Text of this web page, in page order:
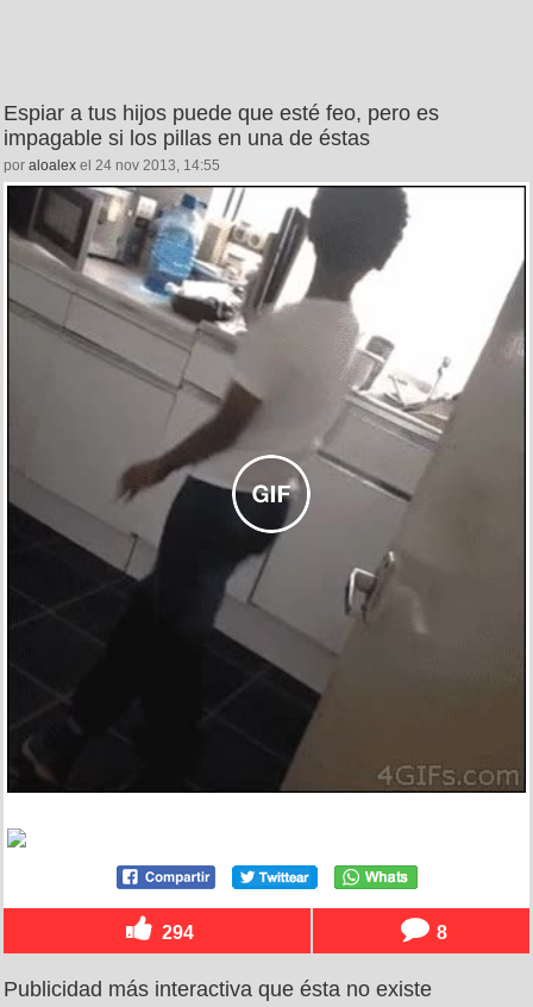
Espiar a tus hijos puede que esté feo, pero es
impagable si los pillas en una de éstas
por aloalex el 24 nov 2013, 14:55
294 8
Publicidad más interactiva que ésta no existe